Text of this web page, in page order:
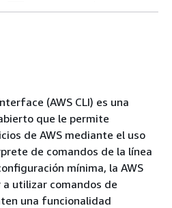
(AWS CLI) es una
que le permite
de AWS mediante el uso
de comandos de la línea
mínima, la AWS
a utilizar comandos de
una funcionalidad